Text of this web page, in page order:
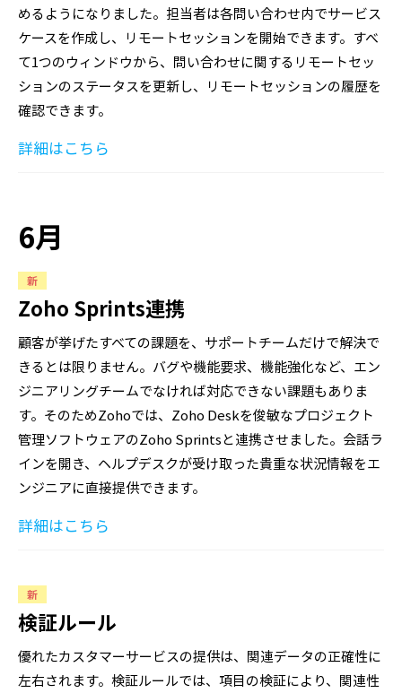
めるようになりました。担当者は各問い合わせ内でサービス
ケースを作成し、リモートセッションを開始できます。すべ
て1つのウィンドウから、問い合わせに関するリモートセッ
ションのステータスを更新し、リモートセッションの履歴を
確認できます。
詳細はこちら
6月
Zoho Sprints連携
新
顧客が挙げたすべての課題を、サポートチームだけで解決で
きるとは限りません。バグや機能要求、機能強化など、エン
ジニアリングチームでなければ対応できない課題もありま
す。そのためZohoでは、Zoho Deskを俊敏なプロジェクト
管理ソフトウェアのZoho Sprintsと連携させました。会話ラ
インを開き、ヘルプデスクが受け取った貴重な状況情報をエ
ンジニアに直接提供できます。
詳細はこちら
検証ルール
新
優れたカスタマーサービスの提供は、関連データの正確性に
左右されます。検証ルールでは、項目の検証により、関連性